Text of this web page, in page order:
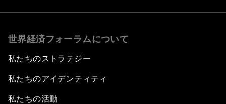
世界経済フォーラムについて
私たちのストラテジー
私たちのアイデンティティ
私たちの活動